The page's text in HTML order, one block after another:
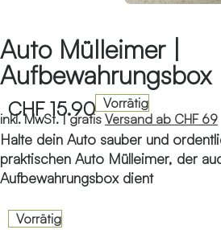
Auto Mülleimer |
Aufbewahrungsbox
CHF15.90 Vorrätig
inkl. MwSt. |gratis Versand ab CHF 69
Halte dein Auto sauber und
praktischen Auto Mülleimer, der
Aufbewahrungsbox dient
Vorrätig